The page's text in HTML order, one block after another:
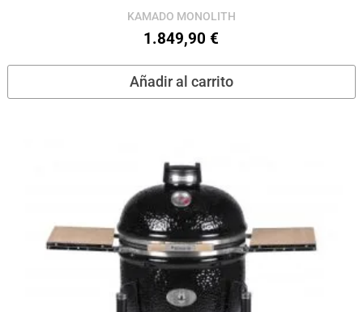
KAMADO MONOLITH
1.849,90€
Añadir al carrito